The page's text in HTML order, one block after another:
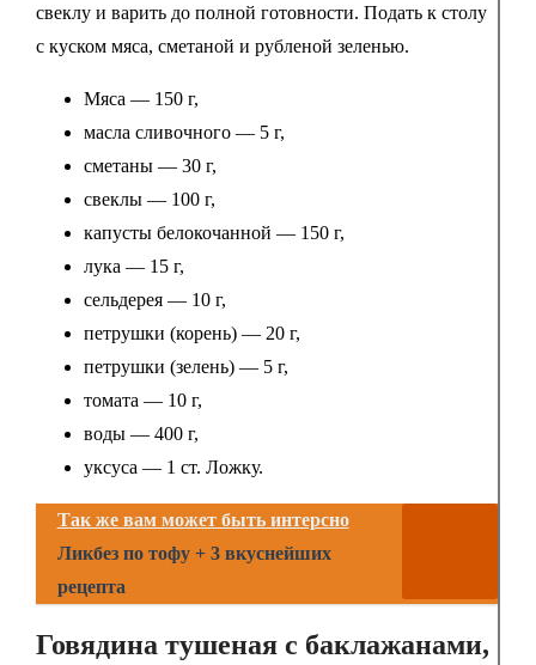
свеклу и варить до полной готовности. Подать к столу
с куском мяса, сметаной и рубленой зеленью.
Мяса — 150 г,
масла сливочного — 5 г,
сметаны — 30 г,
свеклы — 100 г,
капусты белокочанной — 150 г,
лука — 15 г,
сельдерея — 10 г,
петрушки (корень) — 20 г,
петрушки (зелень) — 5 г,
томата — 10 г,
воды — 400 г,
уксуса — 1 ст. Ложку.
Так же вам может быть интерсно
Ликбез по тофу + 3 вкуснейших
рецепта
Говядина тушеная с баклажанами,